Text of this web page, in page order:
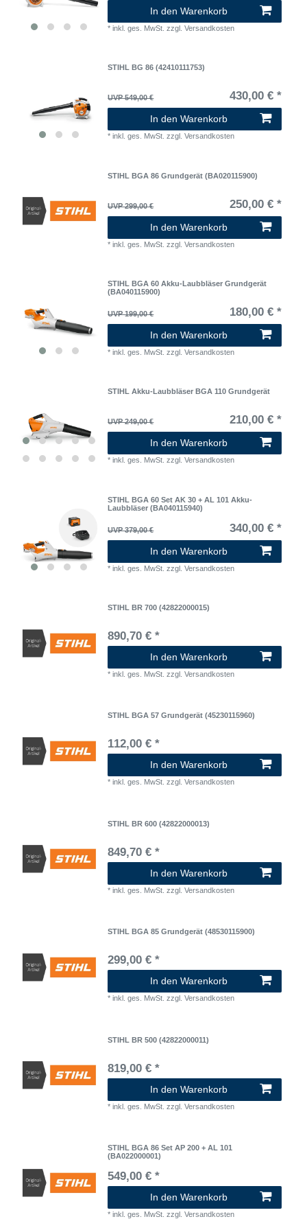
In den Warenkorb
*inkl. ges. MwSt. zzgl.Versandkosten
STIHL BG 86 (42410111753)
UVP 549,00 € 430,00 € *
In den Warenkorb
*inkl. ges. MwSt. zzgl.Versandkosten
STIHL BGA 86 Grundgerät (BA020115900)
UVP 299,00 € 250,00 € *
In den Warenkorb
*inkl. ges. MwSt. zzgl.Versandkosten
STIHL BGA 60 Akku-Laubbläser Grundgerät
(BA040115900)
UVP 199,00 € 180,00 € *
In den Warenkorb
*inkl. ges. MwSt. zzgl.Versandkosten
STIHL Akku-Laubbläser BGA 110 Grundgerät
UVP 249,00 € 210,00 € *
In den Warenkorb
*inkl. ges. MwSt. zzgl.Versandkosten
STIHL BGA 60 Set AK 30 + AL 101 Akku-
Laubbläser (BA040115940)
UVP 379,00 € 340,00 € *
In den Warenkorb
*inkl. ges. MwSt. zzgl.Versandkosten
STIHL BR 700 (42822000015)
890,70 € *
In den Warenkorb
*inkl. ges. MwSt. zzgl.Versandkosten
STIHL BGA 57 Grundgerät (45230115960)
112,00 € *
In den Warenkorb
*inkl. ges. MwSt. zzgl.Versandkosten
STIHL BR 600 (42822000013)
849,70 € *
In den Warenkorb
*inkl. ges. MwSt. zzgl.Versandkosten
STIHL BGA 85 Grundgerät (48530115900)
299,00 € *
In den Warenkorb
*inkl. ges. MwSt. zzgl.Versandkosten
STIHL BR 500 (42822000011)
819,00 € *
In den Warenkorb
*inkl. ges. MwSt. zzgl.Versandkosten
STIHL BGA 86 Set AP 200 + AL 101
(BA022000001)
549,00 € *
In den Warenkorb
*inkl. ges. MwSt. zzgl.Versandkosten